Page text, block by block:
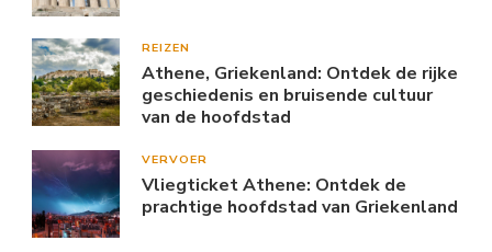
REIZEN
Athene, Griekenland: Ontdek de rijke
geschiedenis en bruisende cultuur
van de hoofdstad
VERVOER
Vliegticket Athene: Ontdek de
prachtige hoofdstad van Griekenland